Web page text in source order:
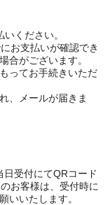
ください。
お支払いが確認でき
合がございます。
ってお手続きいただ
メールが届きま
受付にてQRコード
お客様は、受付時に
いいたします。